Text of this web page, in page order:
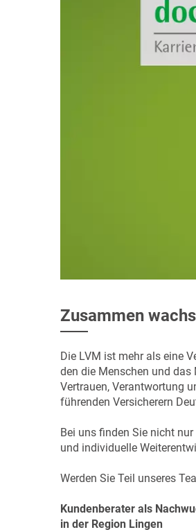
Zusammen
Die LVM ist mehr als eine
den die Menschen und
Vertrauen, Verantwortung
führenden Versicherern
Bei uns finden Sie nicht
und individuelle
Werden Sie Teil unseres
Kundenberater als
in der Region Lingen